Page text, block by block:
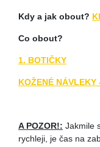
Kdy a jak obout?
Co obout?
1. BOTIČKY
KOŽENÉ NÁVLEKY
A POZOR!: Jakmile
rychleji, je čas na